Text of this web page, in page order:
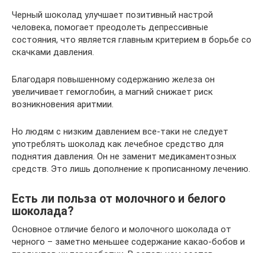
Черный шоколад улучшает позитивный настрой
человека, помогает преодолеть депрессивные
состояния, что является главным критерием в борьбе со
скачками давления.
Благодаря повышенному содержанию железа он
увеличивает гемоглобин, а магний снижает риск
возникновения аритмии.
Но людям с низким давлением все-таки не следует
употреблять шоколад как лечебное средство для
поднятия давления. Он не заменит медикаментозных
средств. Это лишь дополнение к прописанному лечению.
Есть ли польза от молочного и белого
шоколада?
Основное отличие белого и молочного шоколада от
черного – заметно меньшее содержание какао-бобов и